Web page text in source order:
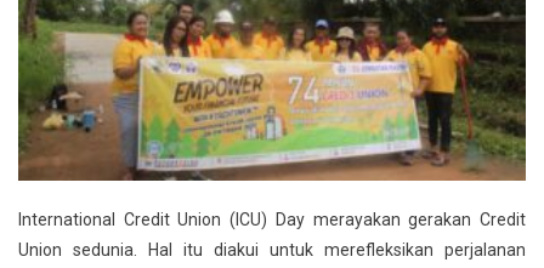
International Credit Union (ICU) Day merayakan gerakan Credit
Union sedunia. Hal itu diakui untuk merefleksikan perjalanan